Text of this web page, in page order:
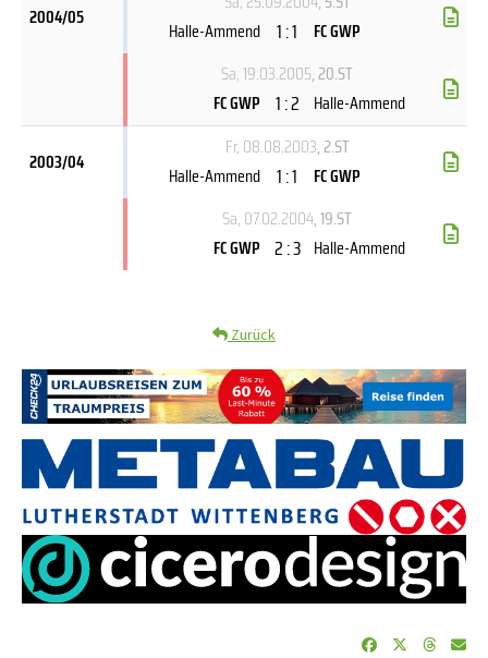
2004/05
Halle-Ammend 1 : 1
FC GWP
Sa, 19.03.2005, 20.ST
FC GWP 1 : 2 Halle-Ammend
2003/04
Fr, 08.08.2003, 2.ST
Halle-Ammend 1 : 1
FC GWP
Sa, 07.02.2004, 19.ST
FC GWP 2 : 3 Halle-Ammend
Zurück